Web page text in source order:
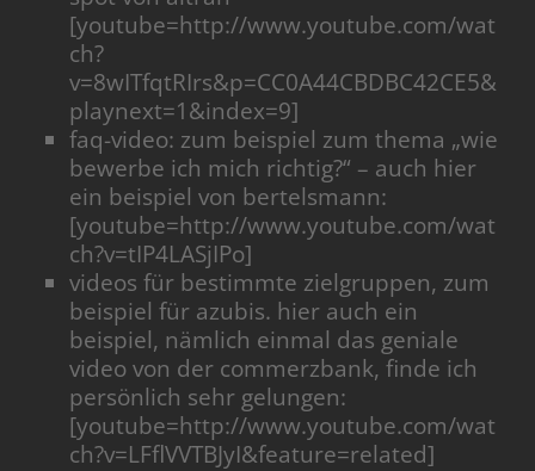
[youtube=http://www.youtube.com/wat
ch?
v=8wITfqtRIrs&p=CC0A44CBDBC42CE5&
playnext=1&index=9]
faq-video: zum beispiel zum thema „wie
bewerbe ich mich richtig?“ – auch hier
ein beispiel von bertelsmann:
[youtube=http://www.youtube.com/wat
ch?v=tIP4LASjIPo]
videos für bestimmte zielgruppen, zum
beispiel für azubis. hier auch ein
beispiel, nämlich einmal das geniale
video von der commerzbank, finde ich
persönlich sehr gelungen:
[youtube=http://www.youtube.com/wat
ch?v=LFflVVTBJyI&feature=related]